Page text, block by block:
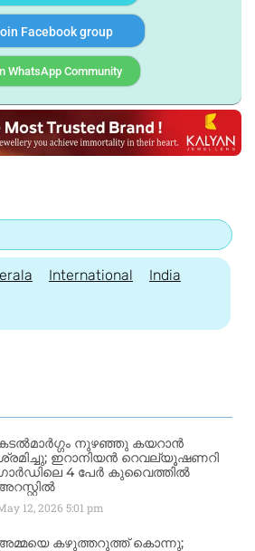
Facebook group
WhatsApp Community
International India
നുഴഞ്ഞു കയറാൻ
ഇറാനിയൻ റെവല്യൂഷണറി
4 പേർ കുവൈത്തിൽ
12, 20265:01 pm
കഴുത്തറുത്ത് കൊന്നു;